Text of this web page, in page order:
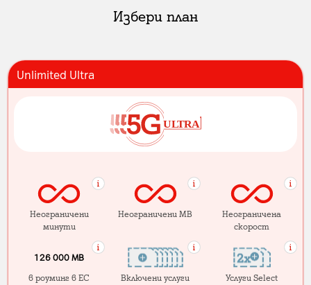
Избери план
Unlimited Ultra
Неограничени
минути
Неограничени MB
Неограничена
скорост
126 000 MB
в роуминг в ЕС
Включени услуги Услуги Select